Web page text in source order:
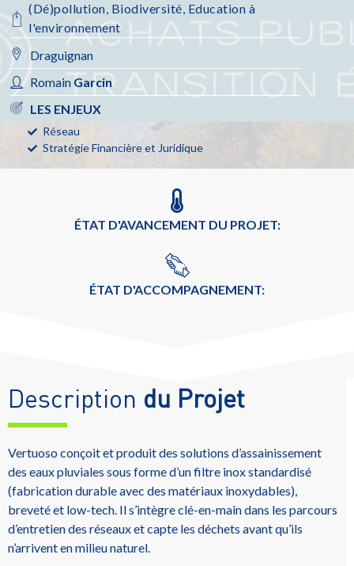
(Dé)pollution, Biodiversité, Education à
l'environnement
Draguignan
Romain Garcin
LES ENJEUX
Réseau
Stratégie Financière et Juridique
ÉTAT D'AVANCEMENT DU PROJET:
ÉTAT D'ACCOMPAGNEMENT:
Description du Projet
Vertuoso conçoit et produit des solutions d’assainissement
des eaux pluviales sous forme d’un filtre inox standardisé
(fabrication durable avec des matériaux inoxydables),
breveté et low-tech. Il s’intègre clé-en-main dans les parcours
d’entretien des réseaux et capte les déchets avant qu’ils
n’arrivent en milieu naturel.